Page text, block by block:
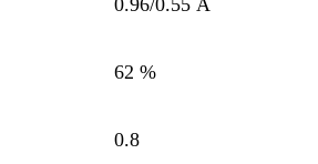
0.96/0.55 А
62 %
0.8